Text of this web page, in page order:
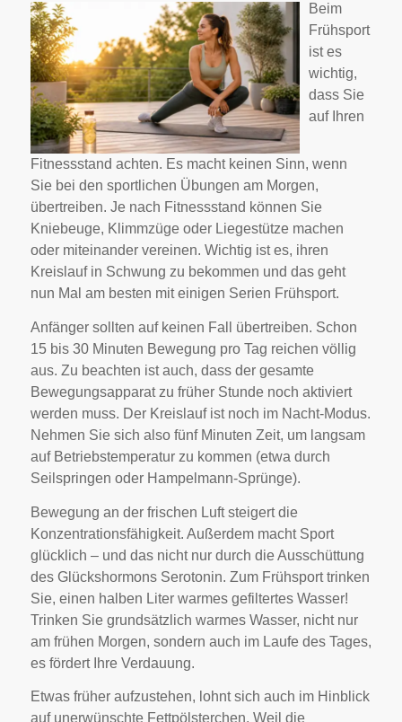
Beim
Frühsport
ist es
wichtig,
dass Sie
auf Ihren
Fitnessstand achten. Es macht keinen Sinn, wenn
Sie bei den sportlichen Übungen am Morgen,
übertreiben. Je nach Fitnessstand können Sie
Kniebeuge, Klimmzüge oder Liegestütze machen
oder miteinander vereinen. Wichtig ist es, ihren
Kreislauf in Schwung zu bekommen und das geht
nun Mal am besten mit einigen Serien Frühsport.
Anfänger sollten auf keinen Fall übertreiben. Schon
15 bis 30 Minuten Bewegung pro Tag reichen völlig
aus. Zu beachten ist auch, dass der gesamte
Bewegungsapparat zu früher Stunde noch aktiviert
werden muss. Der Kreislauf ist noch im Nacht-Modus.
Nehmen Sie sich also fünf Minuten Zeit, um langsam
auf Betriebstemperatur zu kommen (etwa durch
Seilspringen oder Hampelmann-Sprünge).
Bewegung an der frischen Luft steigert die
Konzentrationsfähigkeit. Außerdem macht Sport
glücklich – und das nicht nur durch die Ausschüttung
des Glückshormons Serotonin. Zum Frühsport trinken
Sie, einen halben Liter warmes gefiltertes Wasser!
Trinken Sie grundsätzlich warmes Wasser, nicht nur
am frühen Morgen, sondern auch im Laufe des Tages,
es fördert Ihre Verdauung.
Etwas früher aufzustehen, lohnt sich auch im Hinblick
auf unerwünschte Fettpölsterchen. Weil die